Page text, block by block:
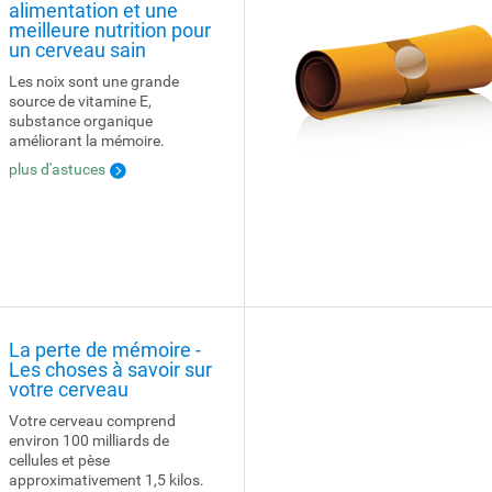
alimentation et une
meilleure nutrition pour
un cerveau sain
Les noix sont une grande
source de vitamine E,
substance organique
améliorant la mémoire.
plus d'astuces
La perte de mémoire -
Les choses à savoir sur
votre cerveau
Votre cerveau comprend
environ 100 milliards de
cellules et pèse
approximativement 1,5 kilos.